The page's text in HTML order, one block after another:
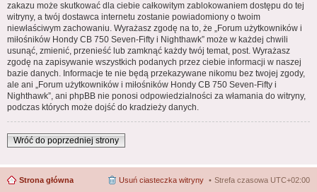
zakazu może skutkować dla ciebie całkowitym zablokowaniem dostępu do tej
witryny, a twój dostawca internetu zostanie powiadomiony o twoim
niewłaściwym zachowaniu. Wyrażasz zgodę na to, że „Forum użytkowników i
miłośników Hondy CB 750 Seven-Fifty i Nighthawk” może w każdej chwili
usunąć, zmienić, przenieść lub zamknąć każdy twój temat, post. Wyrażasz
zgodę na zapisywanie wszystkich podanych przez ciebie informacji w naszej
bazie danych. Informacje te nie będą przekazywane nikomu bez twojej zgody,
ale ani „Forum użytkowników i miłośników Hondy CB 750 Seven-Fifty i
Nighthawk”, ani phpBB nie ponosi odpowiedzialności za włamania do witryny,
podczas których może dojść do kradzieży danych.
Wróć do poprzedniej strony
Strona główna Strefa czasowa UTC+02:00
Usuń ciasteczka witryny